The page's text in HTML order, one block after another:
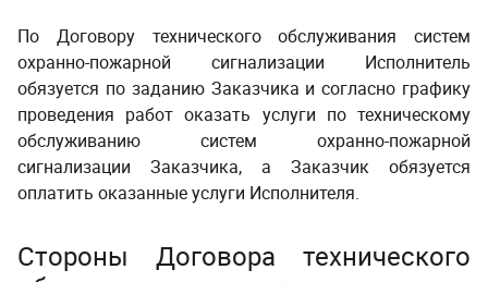
По Договору технического обслуживания систем
охранно-пожарной сигнализации Исполнитель
обязуется по заданию Заказчика и согласно графику
проведения работ оказать услуги по техническому
обслуживанию систем охранно-пожарной
сигнализации Заказчика, а Заказчик обязуется
оплатить оказанные услуги Исполнителя.
Стороны Договора технического